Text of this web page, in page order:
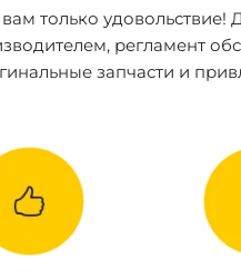
только удовольствие!
регламент
запчасти и